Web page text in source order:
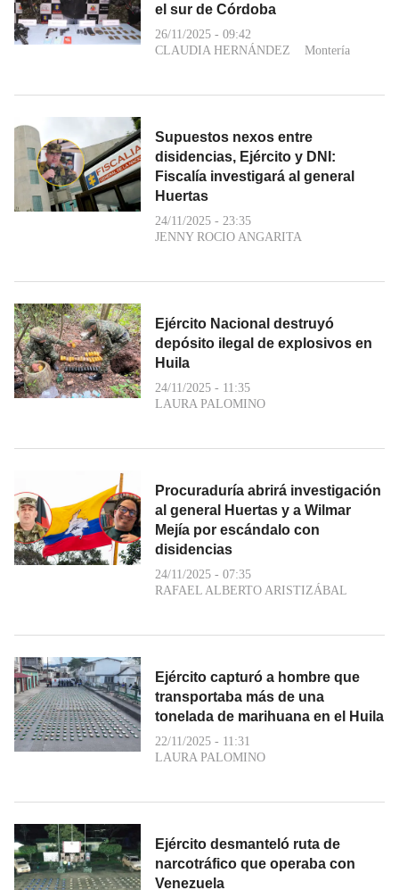
el sur de Córdoba
26/11/2025 - 09:42
CLAUDIA HERNÁNDEZ
Montería
Supuestos nexos entre
disidencias, Ejército y DNI:
Fiscalía investigará al general
Huertas
24/11/2025 - 23:35
JENNY ROCIO ANGARITA
Ejército Nacional destruyó
depósito ilegal de explosivos en
Huila
24/11/2025 - 11:35
LAURA PALOMINO
Procuraduría abrirá investigación
al general Huertas y a Wilmar
Mejía por escándalo con
disidencias
24/11/2025 - 07:35
RAFAEL ALBERTO ARISTIZÁBAL
Ejército capturó a hombre que
transportaba más de una
tonelada de marihuana en el Huila
22/11/2025 - 11:31
LAURA PALOMINO
Ejército desmanteló ruta de
narcotráfico que operaba con
Venezuela